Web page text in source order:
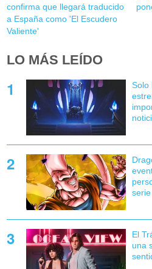
confirma que llegará traducido
a España como 'El Escudero
Valiente'
LO MÁS LEÍDO
Solo
serie
El
una